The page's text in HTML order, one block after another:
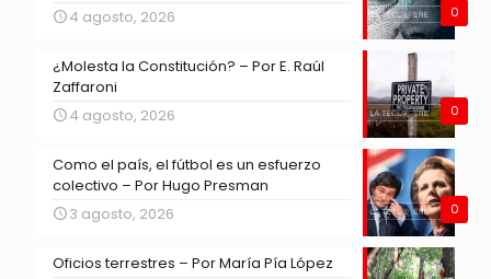
0
4 agosto, 2026
0
¿Molesta la Constitución? – Por E. Raúl
Zaffaroni
4 agosto, 2026
0
Como el país, el fútbol es un esfuerzo
colectivo – Por Hugo Presman
3 agosto, 2026
Oficios terrestres – Por María Pía López